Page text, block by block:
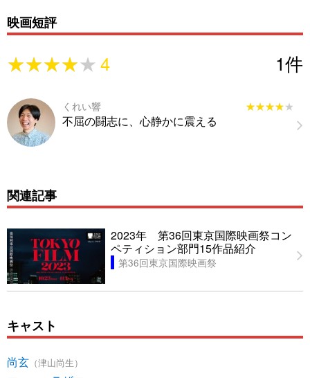
映画短評
★★★★★
★★★★★4 1件
くれい響 ★★★★★
★★★★★
不屈の闘志に、心静かに震える
関連記事
2023年 第36回東京国際映画祭コン
ペティション部門15作品紹介
第36回東京国際映画祭
キャスト
尚玄 （津山尚生）